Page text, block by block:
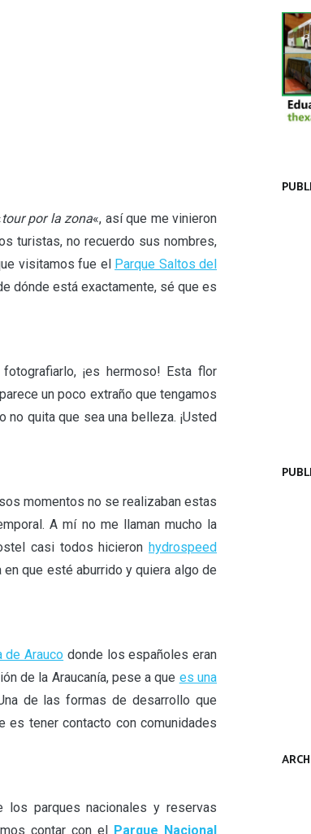
tour por la zona«, así que me vinieron
turistas, no recuerdo sus nombres,
visitamos fue el Parque Saltos del
dónde está exactamente, sé que es
¡es hermoso! Esta flor
un poco extraño que tengamos
quita que sea una belleza. ¡Usted
momentos no se realizaban estas
A mí no me llaman mucho la
casi todos hicieron hydrospeed
que esté aburrido y quiera algo de
de Arauco donde los españoles eran
de la Araucanía, pese a que es una
de las formas de desarrollo que
es tener contacto con comunidades
los parques nacionales y reservas
contar con el Parque Nacional